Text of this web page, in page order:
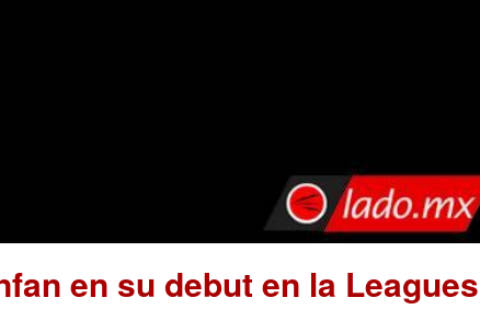
en su debut en la Leagues